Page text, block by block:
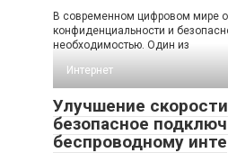
В современном цифровом мире
конфиденциальности и
необходимостью. Один из
Интернет
Улучшение
безопасное
беспроводному инте